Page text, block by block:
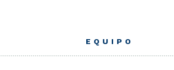
EQUIPO